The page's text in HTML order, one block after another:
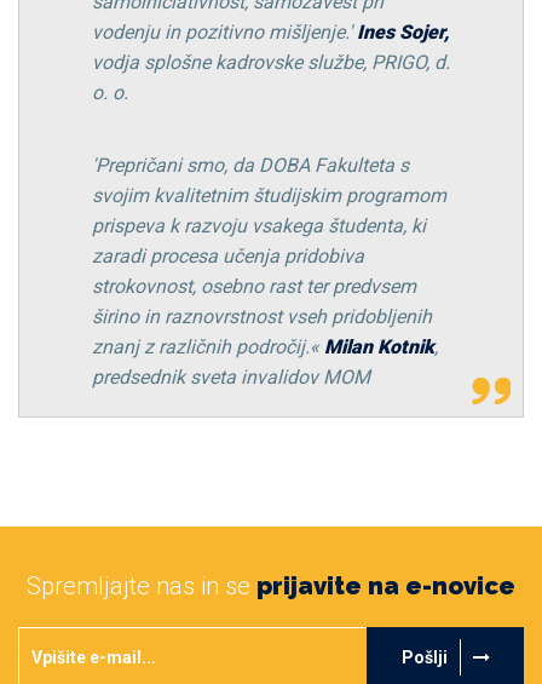
vodenju in pozitivno mišljenje.'Ines Sojer,
vodja splošne kadrovske službe, PRIGO, d.
o. o.
'Prepričani smo, da DOBA Fakulteta s
svojim kvalitetnim študijskim programom
prispeva k razvoju vsakega študenta, ki
zaradi procesa učenja pridobiva
strokovnost, osebno rast ter predvsem
širino in raznovrstnost vseh pridobljenih
znanj z različnih področij.« Milan Kotnik,
predsednik sveta invalidov MOM
Spremljajte nas in se prijavite na e-novice
Pošlji